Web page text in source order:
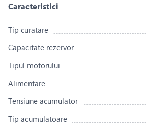
Caracteristici
Tip curatare
Capacitate rezervor
Tipul motorului
Alimentare
Tensiune acumulator
Tip acumulatoare